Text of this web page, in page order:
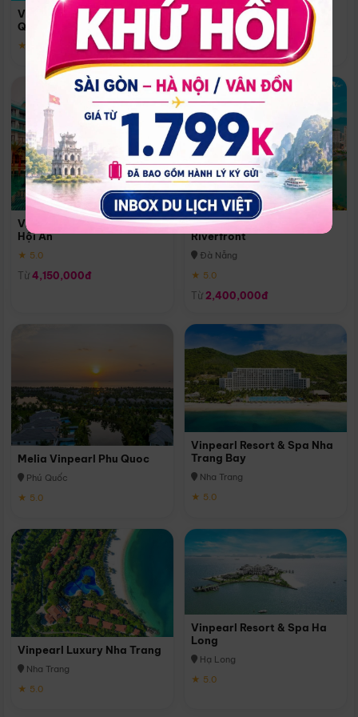
Vinpearl Resort & Spa Phu
Quoc
★ 5.0
Quoc
Phú Quốc
★ 5.0
Vinpearl Resort & Golf Nam
Hội An
★ 5.0
Từ 4,150,000đ
Melia Vinpearl Danang
Riverfront
Đà Nẵng
★ 5.0
Từ 2,400,000đ
Melia Vinpearl Phu Quoc
Phú Quốc
★ 5.0
Vinpearl Resort & Spa Nha
Trang Bay
Nha Trang
★ 5.0
Vinpearl Luxury Nha Trang
Nha Trang
★ 5.0
Vinpearl Resort & Spa Ha
Long
Hạ Long
★ 5.0